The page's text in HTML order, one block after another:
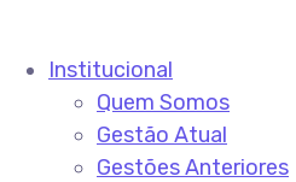
Institucional
Quem Somos
Gestão Atual
Gestões Anteriores